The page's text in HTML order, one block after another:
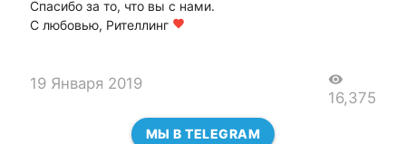
Спасибо за то, что вы с нами.
С любовью, Рителлинг favorite
19 Января 2019 visibility
16,375
МЫ В TELEGRAM